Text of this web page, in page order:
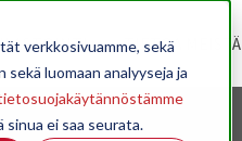
verkkosivuamme, sekä
luomaan analyyseja ja
ei saa seurata.
TIETOA MEISTÄ